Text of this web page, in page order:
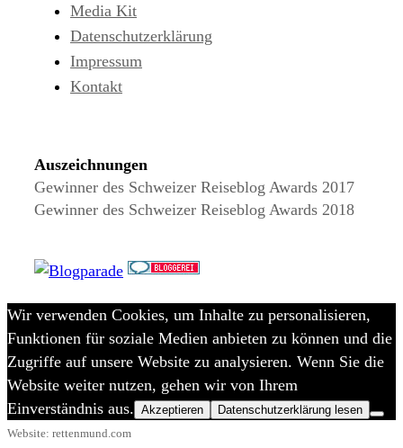
Media Kit
Datenschutzerklärung
Impressum
Kontakt
Auszeichnungen
Gewinner des Schweizer Reiseblog Awards 2017
Gewinner des Schweizer Reiseblog Awards 2018
Website: rettenmund.com
Wir verwenden Cookies, um Inhalte zu personalisieren,
Funktionen für soziale Medien anbieten zu können und die
Zugriffe auf unsere Website zu analysieren. Wenn Sie die
Website weiter nutzen, gehen wir von Ihrem
Einverständnis aus. Akzeptieren Datenschutzerklärung lesen